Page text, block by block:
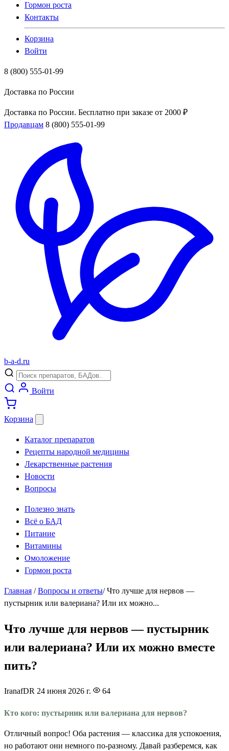
Гормон роста
Контакты
Корзина
Войти
8 (800) 555-01-99
Доставка по России
Доставка по России. Бесплатно при заказе от 2000 ₽
Продавцам 8 (800) 555-01-99
b-a-d.ru
Войти
Корзина
Каталог препаратов
Рецепты народной медицины
Лекарственные растения
Новости
Вопросы
Полезно знать
Всё о БАД
Питание
Витамины
Омоложение
Гормон роста
Главная / Вопросы и ответы/ Что лучше для нервов —
пустырник или валериана? Или их можно...
Что лучше для нервов — пустырник
или валериана? Или их можно вместе
пить?
IranafDR 24 июня 2026 г. 64
Кто кого: пустырник или валериана для нервов?
Отличный вопрос! Оба растения — классика для успокоения,
но работают они немного по-разному. Давай разберемся, как